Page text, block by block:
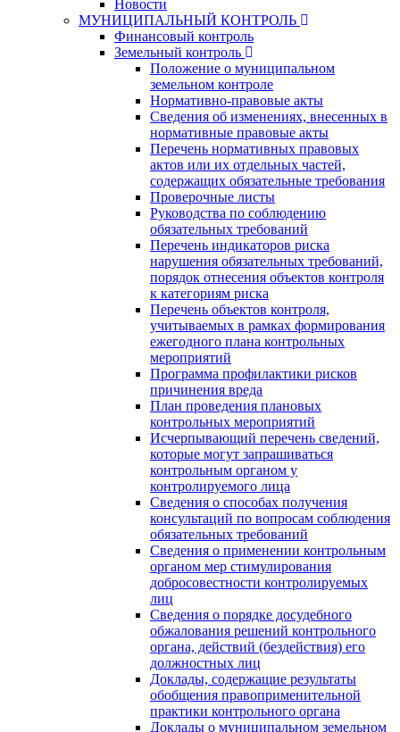
Новости
МУНИЦИПАЛЬНЫЙ КОНТРОЛЬ
Финансовый контроль
Земельный контроль
Положение о муниципальном
земельном контроле
Нормативно-правовые акты
Сведения об изменениях, внесенных в
нормативные правовые акты
Перечень нормативных правовых
актов или их отдельных частей,
содержащих обязательные требования
Проверочные листы
Руководства по соблюдению
обязательных требований
Перечень индикаторов риска
нарушения обязательных требований,
порядок отнесения объектов контроля
к категориям риска
Перечень объектов контроля,
учитываемых в рамках формирования
ежегодного плана контрольных
мероприятий
Программа профилактики рисков
причинения вреда
План проведения плановых
контрольных мероприятий
Исчерпывающий перечень сведений,
которые могут запрашиваться
контрольным органом у
контролируемого лица
Сведения о способах получения
консультаций по вопросам соблюдения
обязательных требований
Сведения о применении контрольным
органом мер стимулирования
добросовестности контролируемых
лиц
Сведения о порядке досудебного
обжалования решений контрольного
органа, действий (бездействия) его
должностных лиц
Доклады, содержащие результаты
обобщения правоприменительной
практики контрольного органа
Доклады о муниципальном земельном